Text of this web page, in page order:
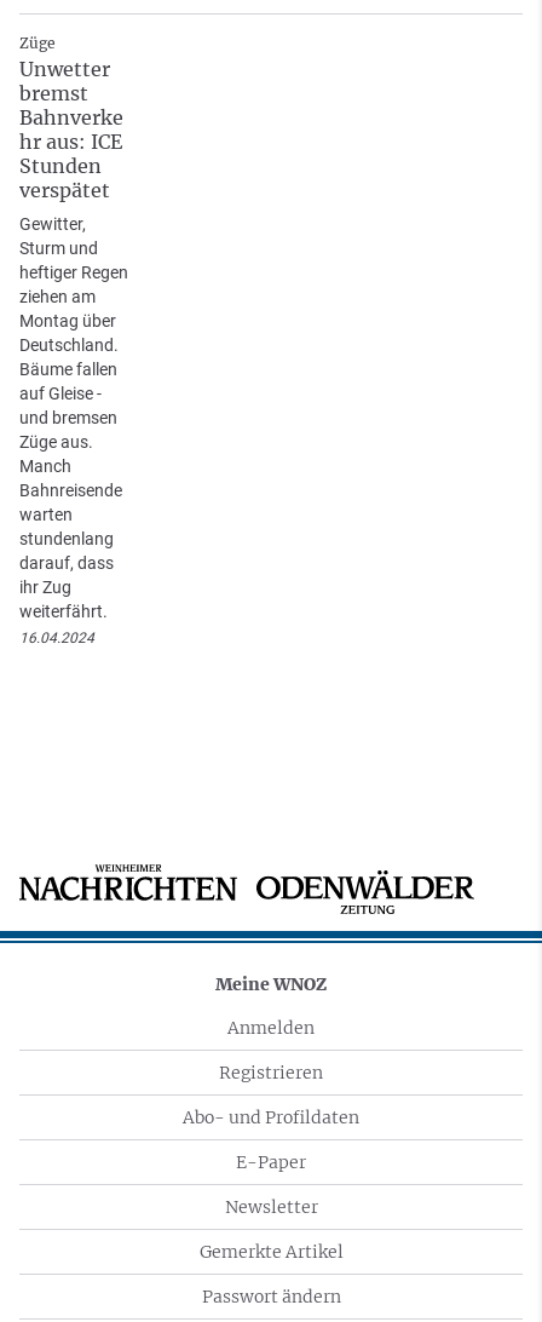
Züge
Unwetter
bremst
Bahnverke
hr aus: ICE
Stunden
verspätet
Gewitter,
Sturm und
heftiger Regen
ziehen am
Montag über
Deutschland.
Bäume fallen
auf Gleise -
und bremsen
Züge aus.
Manch
Bahnreisende
warten
stundenlang
darauf, dass
ihr Zug
weiterfährt.
16.04.2024
Meine WNOZ
Anmelden
Registrieren
Abo- und Profildaten
E-Paper
Newsletter
Gemerkte Artikel
Passwort ändern